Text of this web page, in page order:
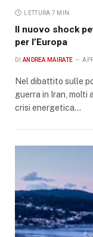
LETTURA 7 MIN.
Il nuovo shock
per l’Europa
DI ANDREA MAIRATE
Nel dibattito sulle
guerra in Iran, molti
crisi energetica…